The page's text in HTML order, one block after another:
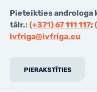
Pieteikties androloga
tālr.: (+371) 67 111 117;
ivfriga@ivfriga.eu
PIERAKSTĪTIES